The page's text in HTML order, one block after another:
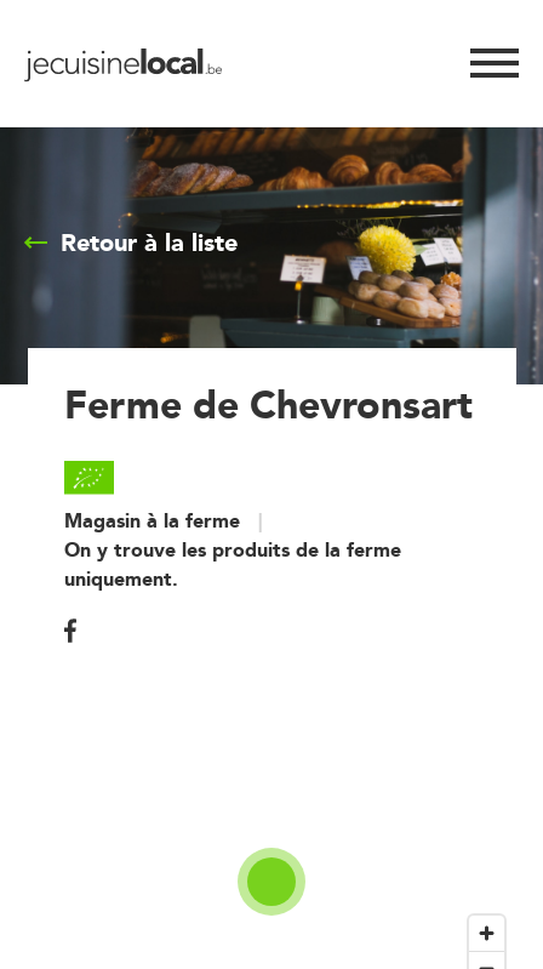
Retour à la liste
Ferme de Chevronsart
Magasin à la ferme
On y trouve les produits de la ferme
uniquement.